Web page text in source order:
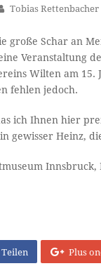
Tobias Rettenbacher
große Schar an
Veranstaltung
Wilten am
fehlen jedoch.
ich Ihnen hier
gewisser Heinz,
Innsbruck,
Teilen Plus